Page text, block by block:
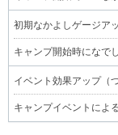
初期なかよしゲージア
キャンプ開始時になで
イベント効果アップ（
キャンプイベントによ